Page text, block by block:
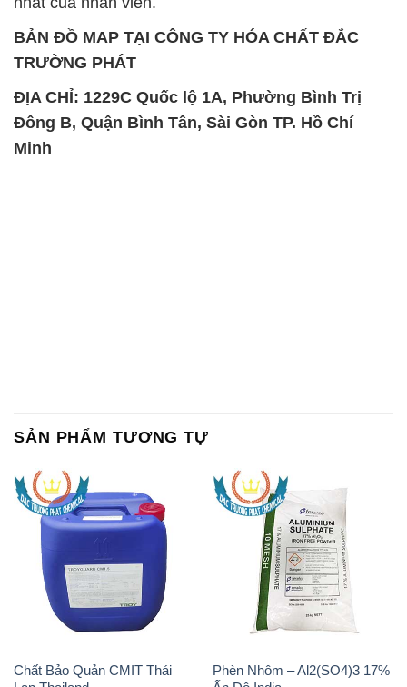
Đông B, Quận Bình Tân, Sài Gòn TP. Hồ Chí
Minh
Chất Bảo Quản CMIT Thái
Lan Thailand
Phèn Nhôm – Al2(SO4)3 17%
Ấn Độ India